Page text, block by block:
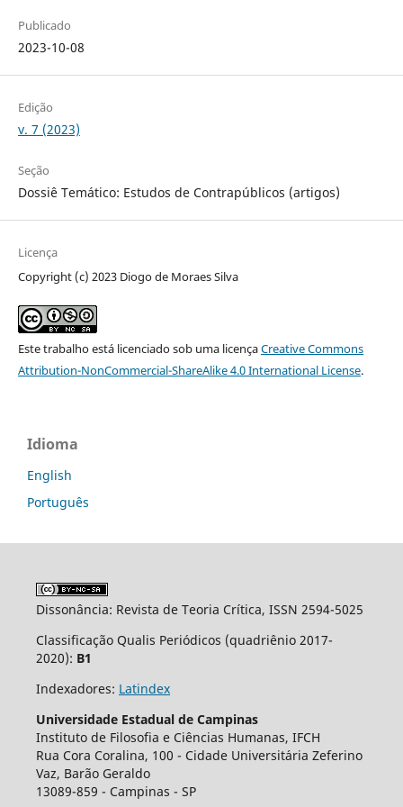
Publicado
2023-10-08
Edição
v. 7 (2023)
Seção
Dossiê Temático: Estudos de Contrapúblicos (artigos)
Licença
Copyright (c) 2023 Diogo de Moraes Silva
Este trabalho está licenciado sob uma licençaCreative Commons
Attribution-NonCommercial-ShareAlike 4.0 International License.
Idioma
English
Português
Dissonância: Revista de Teoria Crítica, ISSN 2594-5025
Classificação Qualis Periódicos (quadriênio 2017-
2020): B1
Indexadores: Latindex
Universidade Estadual de Campinas
Instituto de Filosofia e Ciências Humanas, IFCH
Rua Cora Coralina, 100 - Cidade Universit´aria Zeferino
Vaz, Barão Geraldo
13089-859 - Campinas - SP